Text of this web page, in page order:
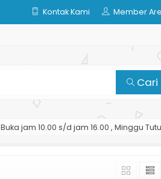
Kontak Kami Member
Cari
Buka jam 10.00 s/d jam 16.00 , Minggu